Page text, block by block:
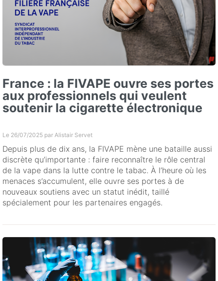
France : la FIVAPE ouvre ses portes
aux professionnels qui veulent
soutenir la cigarette électronique
Le 26/07/2025 par Alistair Servet
Depuis plus de dix ans, la FIVAPE mène une bataille aussi
discrète qu’importante : faire reconnaître le rôle central
de la vape dans la lutte contre le tabac. À l’heure où les
menaces s’accumulent, elle ouvre ses portes à de
nouveaux soutiens avec un statut inédit, taillé
spécialement pour les partenaires engagés.